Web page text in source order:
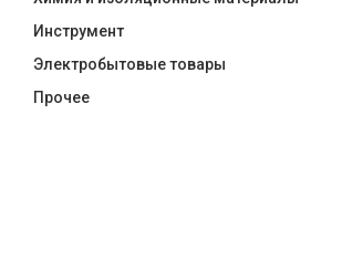
Инструмент
Электробытовые товары
Прочее